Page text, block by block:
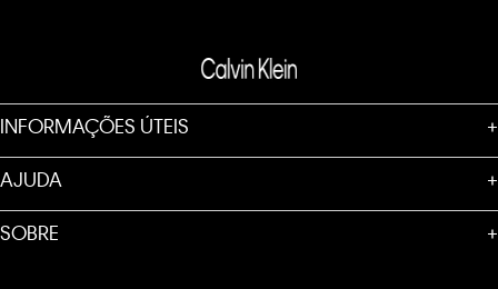
INFORMAÇÕES ÚTEIS +
AJUDA +
SOBRE +